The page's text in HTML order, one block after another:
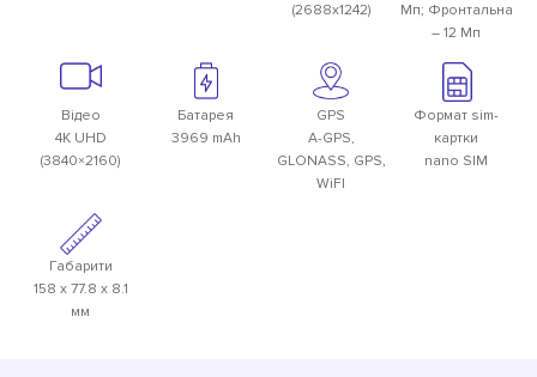
(2688х1242)
Мп; Фронтальна
– 12 Мп
Вiдео
4К UHD
(3840×2160)
Батарея
3969 mAh
GPS
A-GPS,
GLONASS, GPS,
WiFI
Формат sim-
картки
nano SIM
Габарити
158 х 77.8 х 8.1
мм